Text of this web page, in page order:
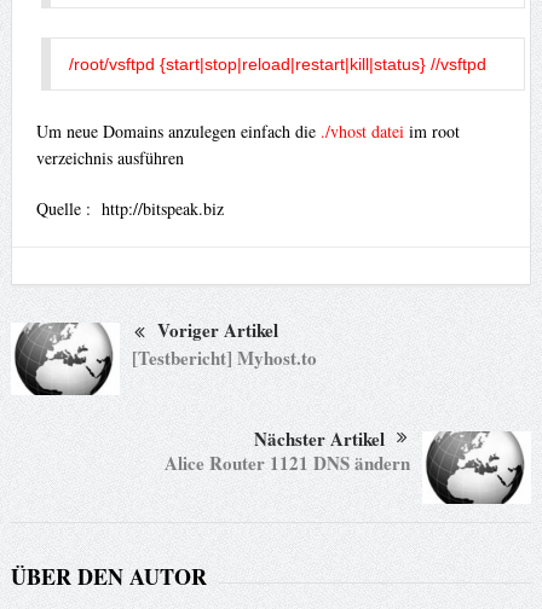
/root/vsftpd {start|stop|reload|restart|kill|status} //vsftpd
Um neue Domains anzulegen einfach die ./vhost dateiim root
verzeichnis ausführen
Quelle : http://bitspeak.biz
Voriger Artikel
[Testbericht] Myhost.to
Nächster Artikel
Alice Router 1121 DNS ändern
ÜBER DEN AUTOR